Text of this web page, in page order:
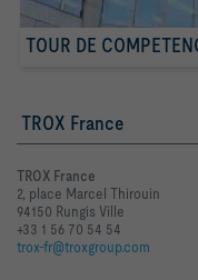
TOUR DE
TROX France
TROX France
2, place Marcel Thirouin
94150 Rungis Ville
+33 1 56 70 54 54
trox-fr@troxgroup.com